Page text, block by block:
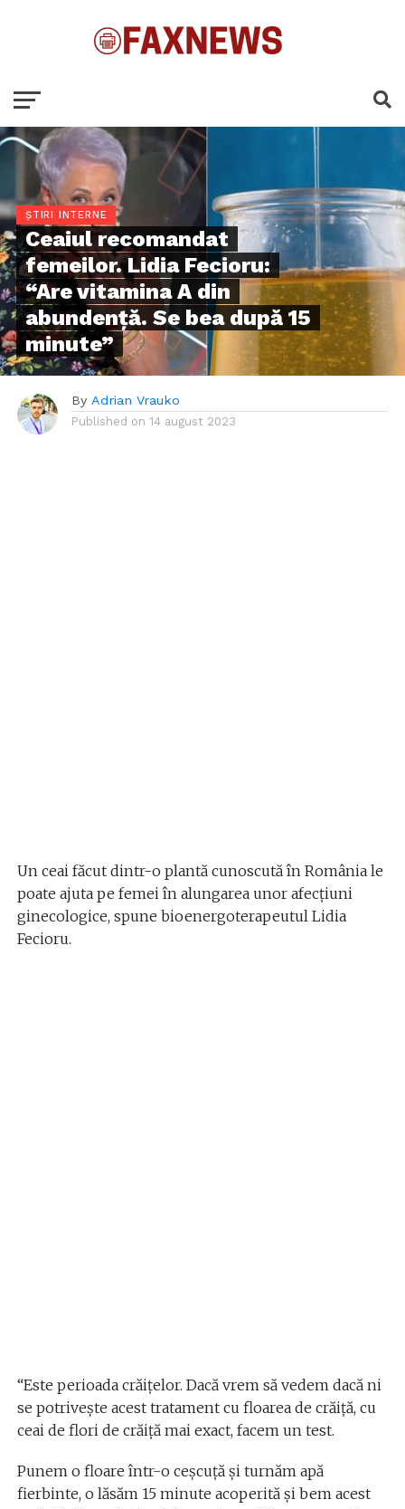
ȘTIRI INTERNE
Ceaiul recomandat
femeilor. Lidia Fecioru:
“Are vitamina A din
abundenţă. Se bea după 15
minute”
By Adrian Vrauko
Published on 14 august 2023
Un ceai făcut dintr-o plantă cunoscută în România le
poate ajuta pe femei în alungarea unor afecţiuni
ginecologice, spune bioenergoterapeutul Lidia
Fecioru.
“Este perioada crăițelor. Dacă vrem să vedem dacă ni
se potrivește acest tratament cu floarea de crăiță, cu
ceai de flori de crăiță mai exact, facem un test.
Punem o floare într-o ceșcuță și turnăm apă
fierbinte, o lăsăm 15 minute acoperită și bem acest